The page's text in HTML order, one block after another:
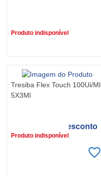
Produto indisponível
Tresiba Flex Touch 100Ui/Ml
5X3Ml
R$ 767,60 no desconto
do programa
Produto indisponível